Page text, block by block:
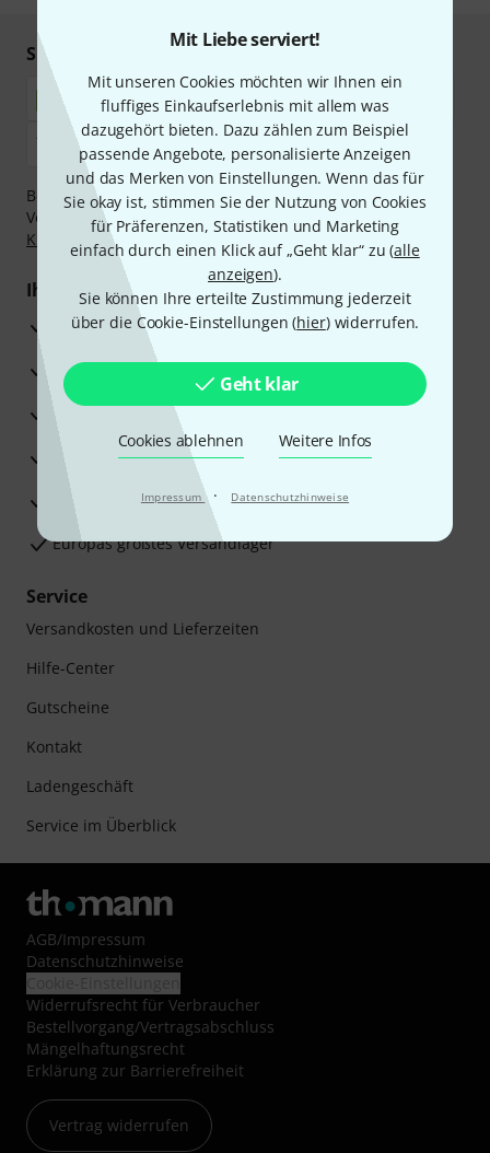
Mit Liebe serviert!
Mit unseren Cookies möchten wir Ihnen ein
fluffiges Einkaufserlebnis mit allem was
dazugehört bieten. Dazu zählen zum Beispiel
passende Angebote, personalisierte Anzeigen
und das Merken von Einstellungen. Wenn das für
Sie okay ist, stimmen Sie der Nutzung von Cookies
für Präferenzen, Statistiken und Marketing
einfach durch einen Klick auf „Geht klar“ zu (alle
anzeigen).
Sie können Ihre erteilte Zustimmung jederzeit
über die Cookie-Einstellungen (hier) widerrufen.
Geht klar
Cookies ablehnen Weitere Infos
Impressum · Datenschutzhinweise
Sicher einkaufen & bezahlen
Bezahlen Sie vertraulich und sicher per Nachnahme,
Vorkasse, PayPal, Amazon Pay, Klarna Sofort bezahlen
Klarna Ratenzahlungoder Kreditkarte.
Ihre Vorteile
3 Jahre Thomann Garantie
30 Tage Money-Back-Garantie
Reparaturservice
Beratung durch Fachexperten
Zufriedenheitsgarantie
Europas größtes Versandlager
Service
Versandkosten und Lieferzeiten
Hilfe-Center
Gutscheine
Kontakt
Ladengeschäft
Service im Überblick
AGB/Impressum
Datenschutzhinweise
Widerrufsrecht für Verbraucher
Bestellvorgang/Vertragsabschluss
Mängelhaftungsrecht
Erklärung zur Barrierefreiheit
Vertrag widerrufen